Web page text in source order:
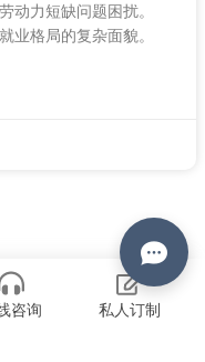
动力短缺问题困扰。
业格局的复杂面貌。
咨询 私人订制